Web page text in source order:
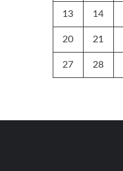
13 14
20 21
27 28